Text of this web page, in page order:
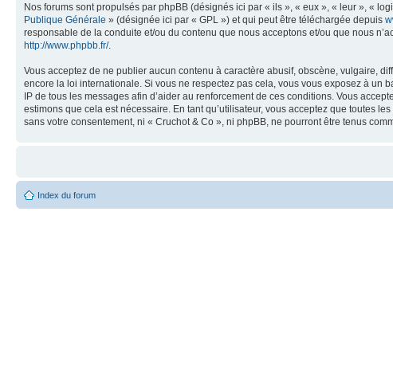
Nos forums sont propulsés par phpBB (désignés ici par « ils », « eux », « leur », «
Publique Générale » (désignée ici par « GPL ») et qui peut être téléchargée depuis
responsable de la conduite et/ou du contenu que nous acceptons et/ou que nous
http://www.phpbb.fr/.
Vous acceptez de ne publier aucun contenu à caractère abusif, obscène, vulgaire,
encore la loi internationale. Si vous ne respectez pas cela, vous vous exposez à un
IP de tous les messages afin d’aider au renforcement de ces conditions. Vous
estimons que cela est nécessaire. En tant qu’utilisateur, vous acceptez que toutes
sans votre consentement, ni « Cruchot & Co », ni phpBB, ne pourront être tenus
Index du forum